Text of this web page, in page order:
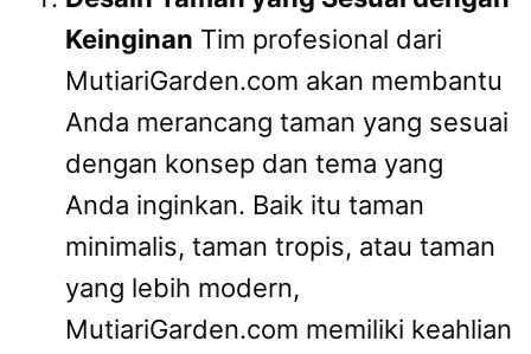
Keinginan Tim profesional dari
MutiariGarden.com akan membantu
Anda merancang taman yang sesuai
dengan konsep dan tema yang
Anda inginkan. Baik itu taman
minimalis, taman tropis, atau taman
yang lebih modern,
MutiariGarden.com memiliki keahlian